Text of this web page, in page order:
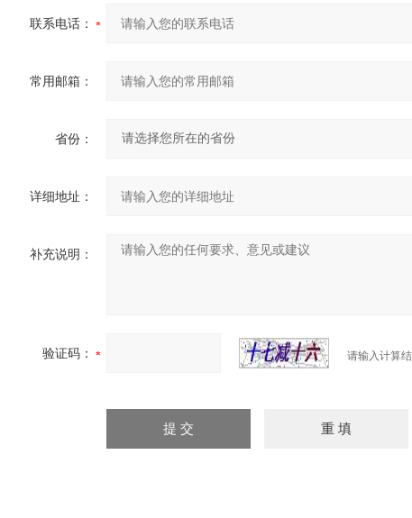
联系电话：
常用邮箱：
省份：
详细地址：
补充说明：
验证码： 请输入计算